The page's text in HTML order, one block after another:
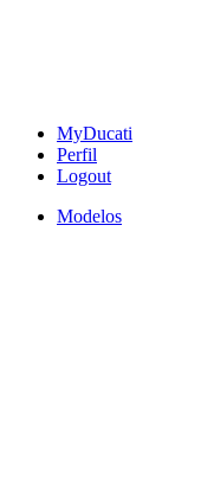
MyDucati
Perfil
Logout
Modelos